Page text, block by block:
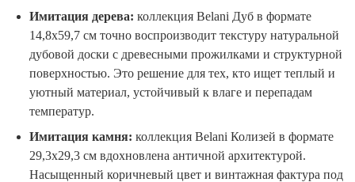
Имитация дерева: коллекция Belani Дуб в формате
14,8х59,7 см точно воспроизводит текстуру натуральной
дубовой доски с древесными прожилками и структурной
поверхностью. Это решение для тех, кто ищет теплый и
уютный материал, устойчивый к влаге и перепадам
температур.
Имитация камня: коллекция Belani Колизей в формате
29,3х29,3 см вдохновлена античной архитектурой.
Насыщенный коричневый цвет и винтажная фактура под